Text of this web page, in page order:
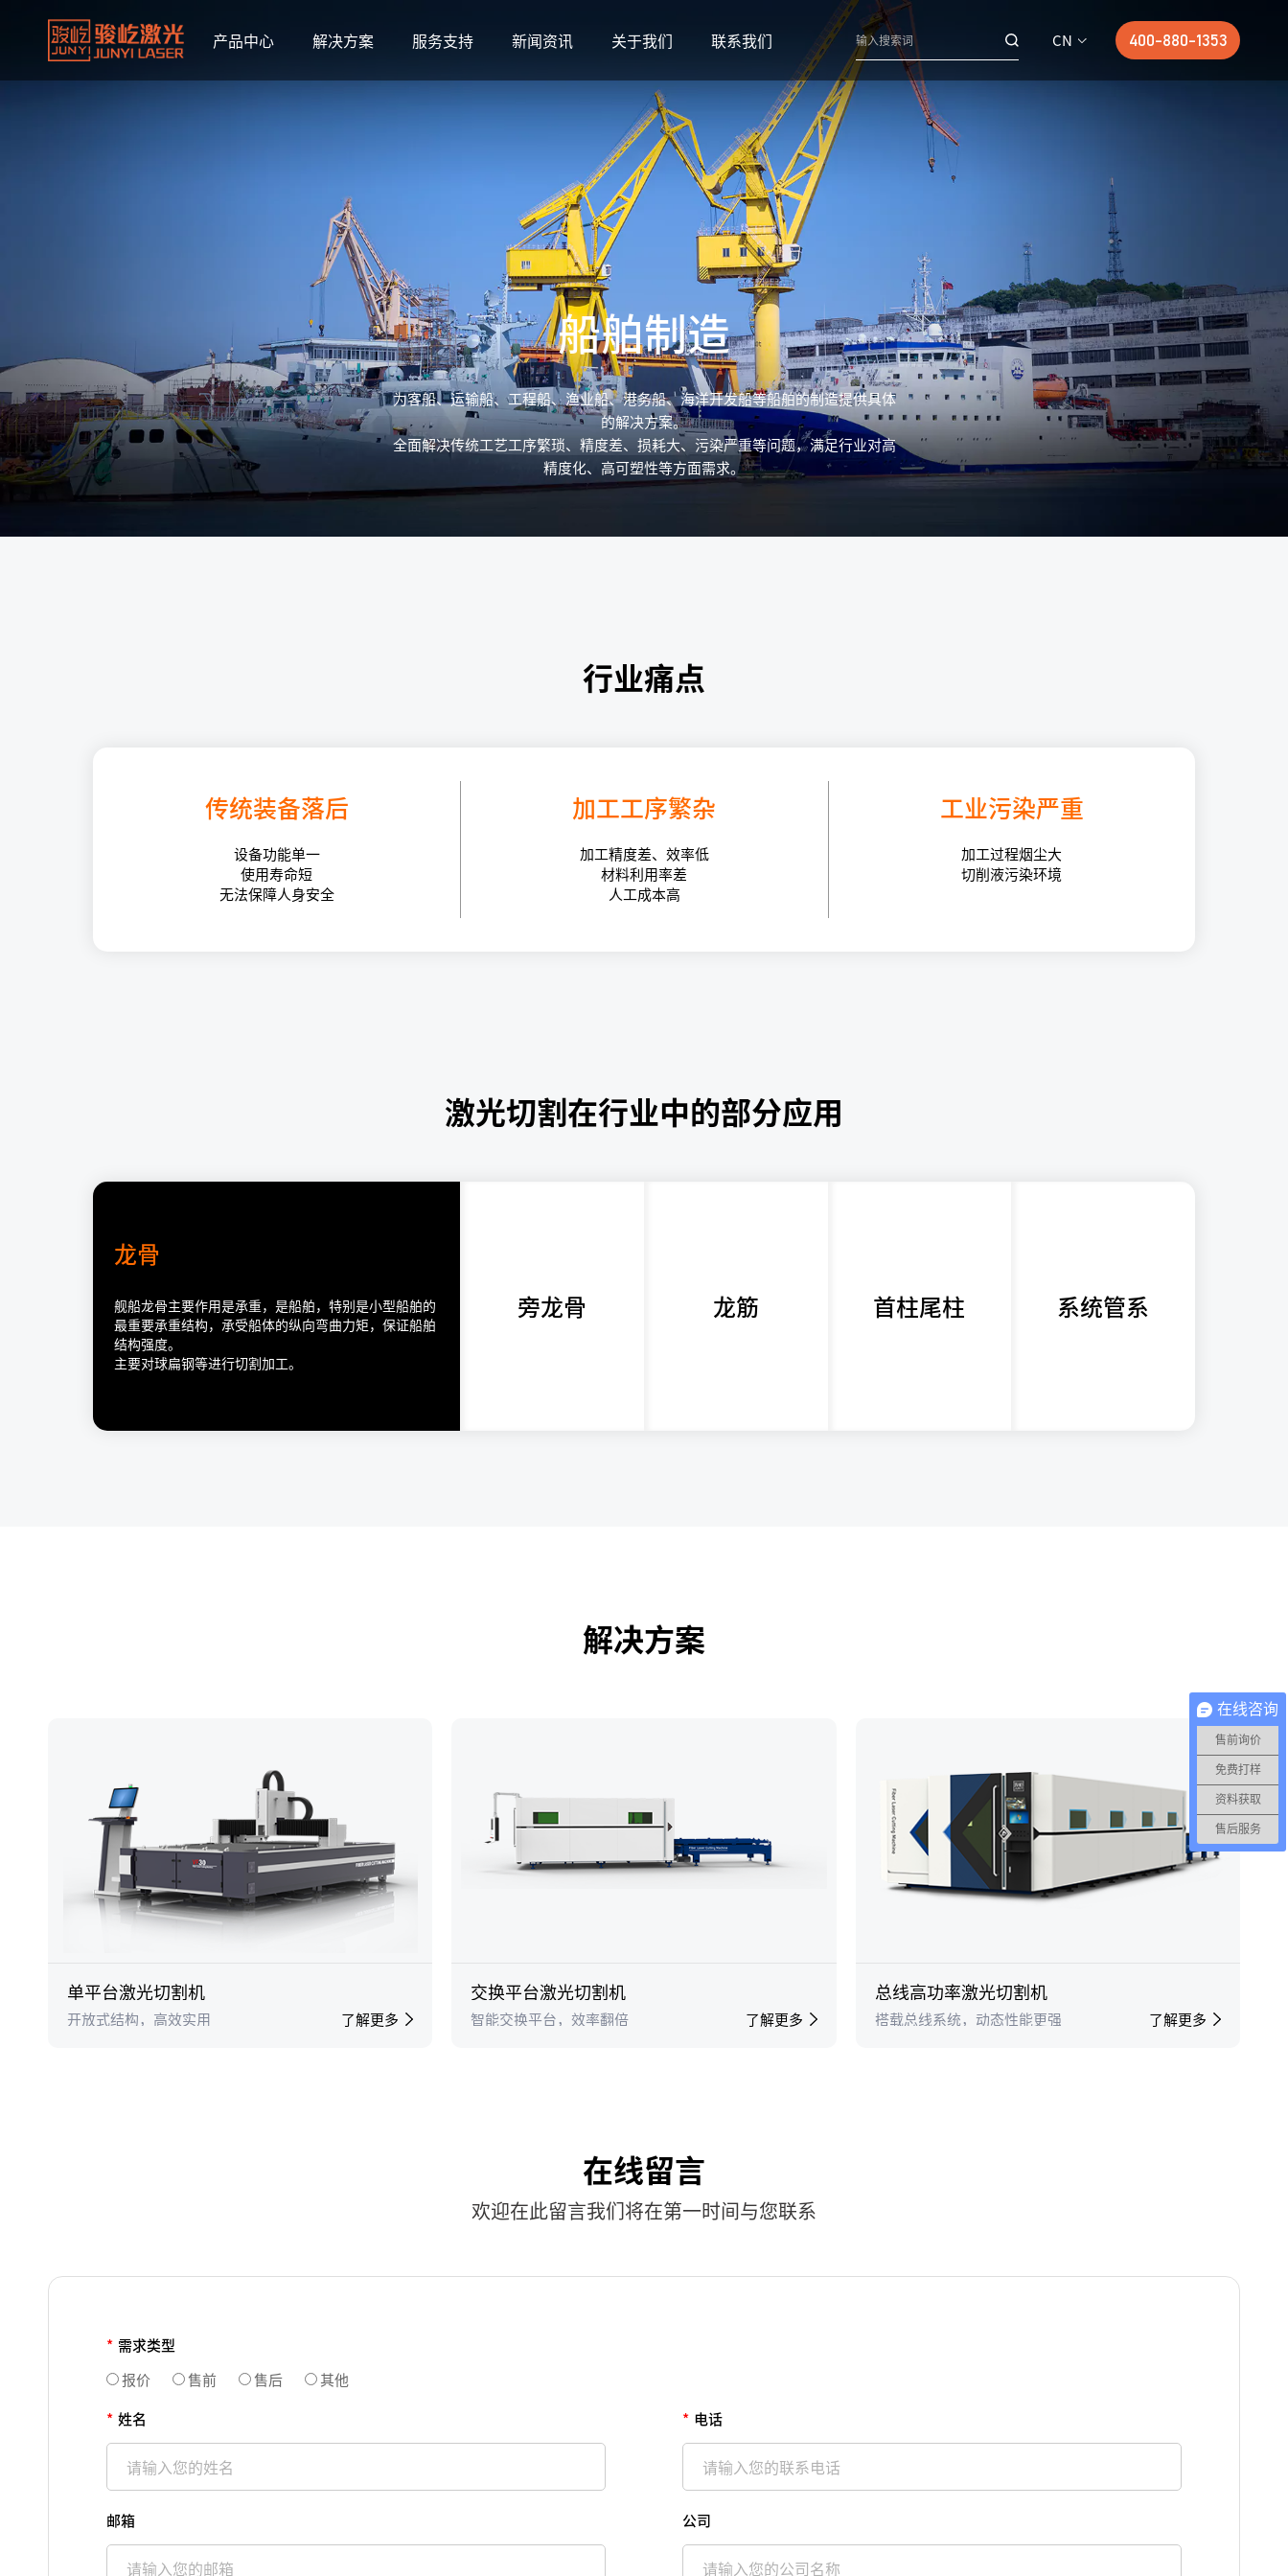
产品中心 解决方案 服务支持 新闻资讯 关于我们 联系我们 CN 400-880-1353
船舶制造
为客船、运输船、工程船、渔业船、港务船、海洋开发船等船舶的制造提供具体
的解决方案。
全面解决传统工艺工序繁琐、精度差、损耗大、污染严重等问题，满足行业对高
精度化、高可塑性等方面需求。
行业痛点
传统装备落后
设备功能单一
使用寿命短
无法保障人身安全
加工工序繁杂
加工精度差、效率低
材料利用率差
人工成本高
工业污染严重
加工过程烟尘大
切削液污染环境
激光切割在行业中的部分应用
龙骨
舰船龙骨主要作用是承重，是船舶，特别是小型船舶的
最重要承重结构，承受船体的纵向弯曲力矩，保证船舶
结构强度。
主要对球扁钢等进行切割加工。
旁龙骨 龙筋 首柱尾柱 系统管系
解决方案
单平台激光切割机
开放式结构，高效实用 了解更多
交换平台激光切割机
智能交换平台，效率翻倍 了解更多
总线高功率激光切割机
搭载总线系统，动态性能更强 了解更多
在线留言
欢迎在此留言我们将在第一时间与您联系
* 需求类型
报价
售前 售后
其他
* 姓名 * 电话
邮箱 公司
在线咨询
售前询价
免费打样
资料获取
售后服务